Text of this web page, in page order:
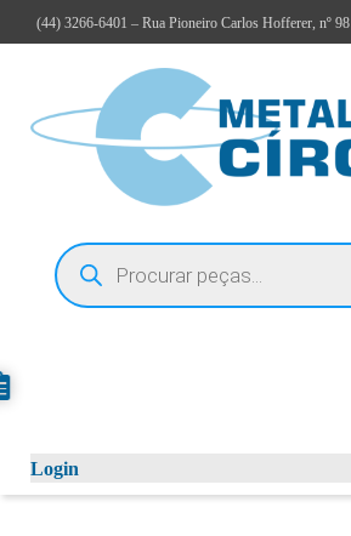
(44) 3266-6401 – Rua Pioneiro Carlos Hofferer, nº 98
Login